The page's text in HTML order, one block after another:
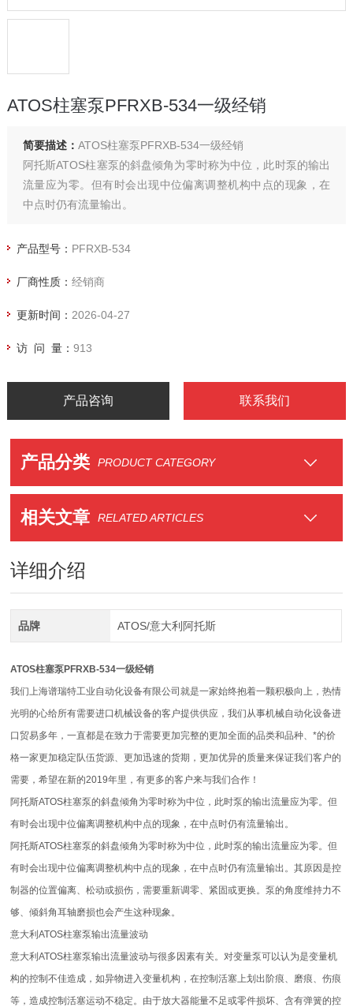
ATOS柱塞泵PFRXB-534一级经销
简要描述： ATOS柱塞泵PFRXB-534一级经销
阿托斯ATOS柱塞泵的斜盘倾角为零时称为中位，此时泵的输出
流量应为零。但有时会出现中位偏离调整机构中点的现象，在
中点时仍有流量输出。
流量应为零。但有时会出现中位偏离调整机构中点的现象，在
伤，需要重新调零、紧固或更换。
产品型号： PFRXB-534
厂商性质： 经销商
更新时间： 2026-04-27
访 问 量： 913
产品咨询 联系我们
产品分类 PRODUCT CATEGORY
相关文章 RELATED ARTICLES
详细介绍
品牌 ATOS/意大利阿托斯
ATOS柱塞泵PFRXB-534一级经销
我们上海谱瑞特工业自动化设备有限公司就是一家始终抱着一颗积极向上，热情
光明的心给所有需要进口机械设备的客户提供供应，我们从事机械自动化设备进
口贸易多年，一直都是在致力于需要更加完整的更加全面的品类和品种、*的价
格一家更加稳定队伍货源、更加迅速的货期，更加优异的质量来保证我们客户的
需要，希望在新的2019年里，有更多的客户来与我们合作！
阿托斯ATOS柱塞泵的斜盘倾角为零时称为中位，此时泵的输出流量应为零。但
有时会出现中位偏离调整机构中点的现象，在中点时仍有流量输出。
阿托斯ATOS柱塞泵的斜盘倾角为零时称为中位，此时泵的输出流量应为零。但
有时会出现中位偏离调整机构中点的现象，在中点时仍有流量输出。其原因是控
制器的位置偏离、松动或损伤，需要重新调零、紧固或更换。泵的角度维持力不
够、倾斜角耳轴磨损也会产生这种现象。
意大利ATOS柱塞泵输出流量波动
意大利ATOS柱塞泵输出流量波动与很多因素有关。对变量泵可以认为是变量机
构的控制不佳造成，如异物进入变量机构，在控制活塞上划出阶痕、磨痕、伤痕
等，造成控制活塞运动不稳定。由于放大器能量不足或零件损坏、含有弹簧的控